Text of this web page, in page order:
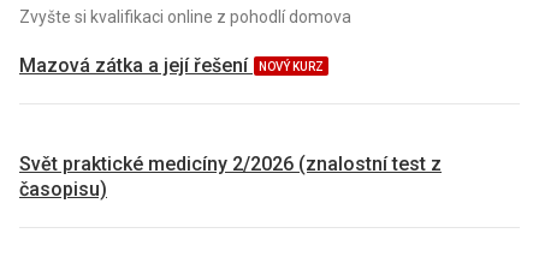
Zvyšte si kvalifikaci online z pohodlí domova
Mazová zátka a její řešení NOVÝ KURZ
Svět praktické medicíny 2/2026 (znalostní test z
časopisu)